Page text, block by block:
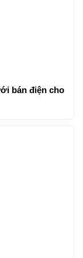
bán điện cho